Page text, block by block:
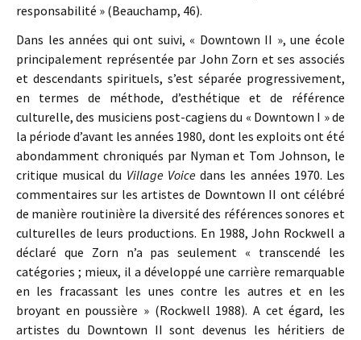
responsabilité » (Beauchamp, 46).
Dans les années qui ont suivi, « Downtown II », une école
principalement représentée par John Zorn et ses associés
et descendants spirituels, s’est séparée progressivement,
en termes de méthode, d’esthétique et de référence
culturelle, des musiciens post-cagiens du « Downtown I » de
la période d’avant les années 1980, dont les exploits ont été
abondamment chroniqués par Nyman et Tom Johnson, le
critique musical du Village Voicedans les années 1970. Les
commentaires sur les artistes de Downtown II ont célébré
de manière routinière la diversité des références sonores et
culturelles de leurs productions. En 1988, John Rockwell a
déclaré que Zorn n’a pas seulement « transcendé les
catégories ; mieux, il a développé une carrière remarquable
en les fracassant les unes contre les autres et en les
broyant en poussière » (Rockwell 1988). A cet égard, les
artistes du Downtown II sont devenus les héritiers de